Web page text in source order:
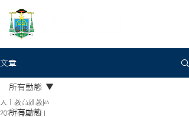
文章
所有動態
所有動態
天主教高雄教區
2025年9月17日